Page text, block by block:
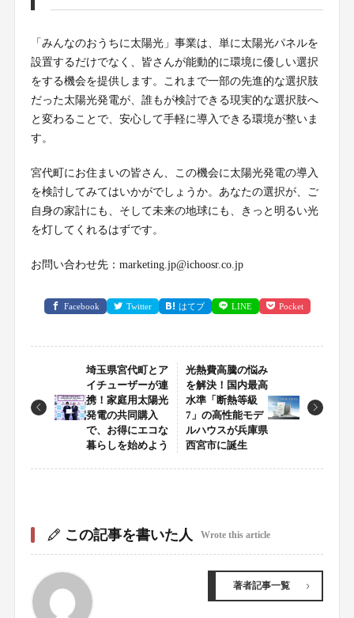
「みんなのおうちに太陽光」事業は、単に太陽光パネルを
設置するだけでなく、皆さんが能動的に環境に優しい選択
をする機会を提供します。これまで一部の先進的な選択肢
だった太陽光発電が、誰もが検討できる現実的な選択肢へ
と変わることで、安心して手軽に導入できる環境が整いま
す。
宮代町にお住まいの皆さん、この機会に太陽光発電の導入
を検討してみてはいかがでしょうか。あなたの選択が、ご
自身の家計にも、そして未来の地球にも、きっと明るい光
を灯してくれるはずです。
お問い合わせ先：marketing.jp@ichoosr.co.jp
Facebook Twitter はてブ LINE Pocket
埼玉県宮代町とア
イチューザーが連
携！家庭用太陽光
発電の共同購入
で、お得にエコな
暮らしを始めよう
光熱費高騰の悩み
を解決！国内最高
水準「断熱等級
7」の高性能モデ
ルハウスが兵庫県
西宮市に誕生
この記事を書いた人 Wrote this article
著者記事一覧